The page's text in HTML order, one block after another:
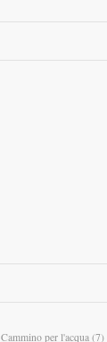
Cammino per l'acqua (7)